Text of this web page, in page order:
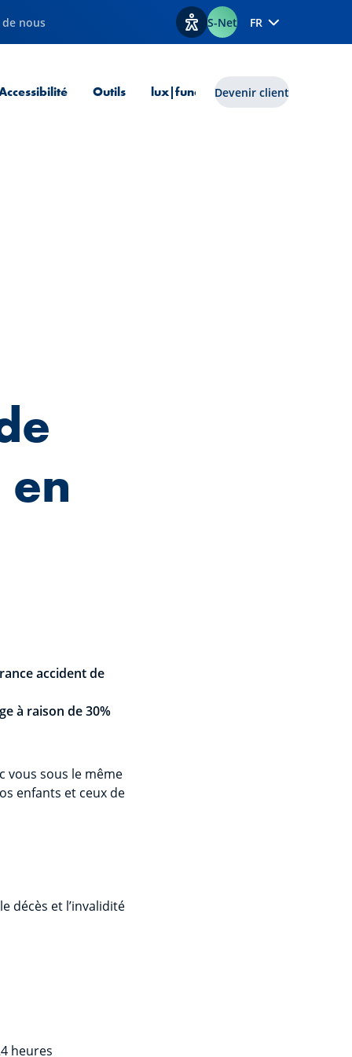
nous Afficher les options
S-Net FR
courante Outils lux|funds Devenir client
accident de
à raison de 30%
vous sous le même
enfants et ceux de
décès et l’invalidité
heures